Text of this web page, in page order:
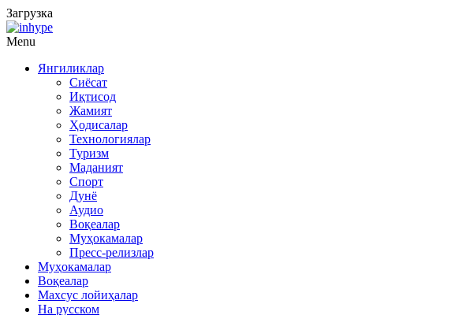
Загрузка
Menu
Янгиликлар
Сиёсат
Иқтисод
Жамият
Ҳодисалар
Технологиялар
Туризм
Маданият
Спорт
Дунё
Аудио
Воқеалар
Муҳокамалар
Пресс-релизлар
Муҳокамалар
Воқеалар
Махсус лойиҳалар
На русском